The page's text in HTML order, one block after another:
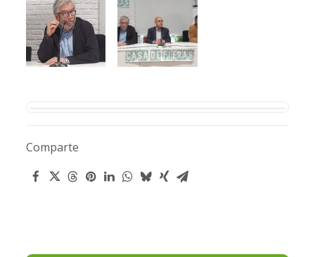
Comparte